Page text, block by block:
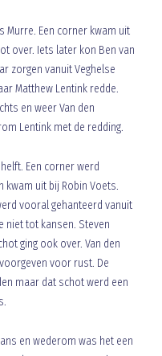
Murre. Een corner kwam uit
over. Iets later kon Ben van
zorgen vanuit Veghelse
Matthew Lentink redde.
en weer Van den
Lentink met de redding.
Een corner werd
kwam uit bij Robin Voets.
vooral gehanteerd vanuit
niet tot kansen. Steven
ging ook over. Van den
voor rust. De
maar dat schot werd een
en wederom was het een